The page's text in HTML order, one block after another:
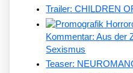
Trailer: CHILDREN
Kommentar: Aus der
Sexismus
Teaser: